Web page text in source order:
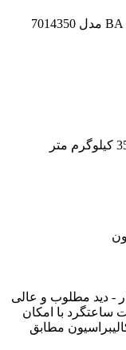
ترکمتر تقه ای و جغجغه ای سری BA مدل 7014350
دار - دید مطلوب و عالی
ساعتگرد با امکان
مطابق